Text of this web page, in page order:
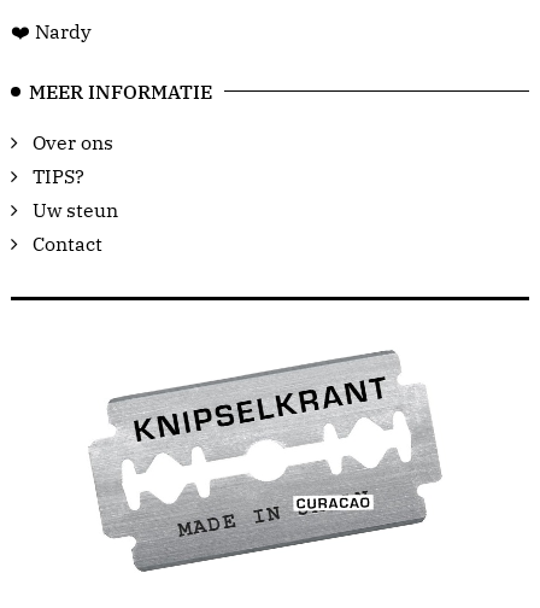
❤️ Nardy
MEER INFORMATIE
Over ons
TIPS?
Uw steun
Contact